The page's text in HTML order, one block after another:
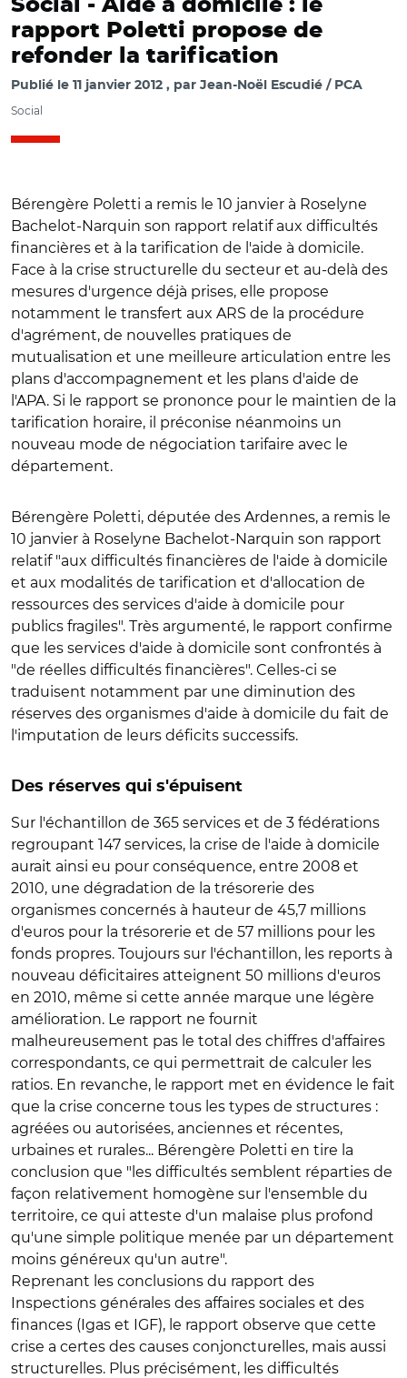
Social -Aide à domicile : le
rapport Poletti propose de
refonder la tarification
Publié le 11 janvier 2012 par Jean-Noël Escudié / PCA
Social
Bérengère Poletti a remis le 10 janvier à Roselyne
Bachelot-Narquin son rapport relatif aux difficultés
financières et à la tarification de l'aide à domicile.
Face à la crise structurelle du secteur et au-delà des
mesures d'urgence déjà prises, elle propose
notamment le transfert aux ARS de la procédure
d'agrément, de nouvelles pratiques de
mutualisation et une meilleure articulation entre les
plans d'accompagnement et les plans d'aide de
l'APA. Si le rapport se prononce pour le maintien de la
tarification horaire, il préconise néanmoins un
nouveau mode de négociation tarifaire avec le
département.
Bérengère Poletti, députée des Ardennes, a remis le
10 janvier à Roselyne Bachelot-Narquin son rapport
relatif "aux difficultés financières de l'aide à domicile
et aux modalités de tarification et d'allocation de
ressources des services d'aide à domicile pour
publics fragiles". Très argumenté, le rapport confirme
que les services d'aide à domicile sont confrontés à
"de réelles difficultés financières". Celles-ci se
traduisent notamment par une diminution des
réserves des organismes d'aide à domicile du fait de
l'imputation de leurs déficits successifs.
Des réserves qui s'épuisent
Sur l'échantillon de 365 services et de 3 fédérations
regroupant 147 services, la crise de l'aide à domicile
aurait ainsi eu pour conséquence, entre 2008 et
2010, une dégradation de la trésorerie des
organismes concernés à hauteur de 45,7 millions
d'euros pour la trésorerie et de 57 millions pour les
fonds propres. Toujours sur l'échantillon, les reports à
nouveau déficitaires atteignent 50 millions d'euros
en 2010, même si cette année marque une légère
amélioration. Le rapport ne fournit
malheureusement pas le total des chiffres d'affaires
correspondants, ce qui permettrait de calculer les
ratios. En revanche, le rapport met en évidence le fait
que la crise concerne tous les types de structures :
agréées ou autorisées, anciennes et récentes,
urbaines et rurales... Bérengère Poletti en tire la
conclusion que "les difficultés semblent réparties de
façon relativement homogène sur l'ensemble du
territoire, ce qui atteste d'un malaise plus profond
qu'une simple politique menée par un département
moins généreux qu'un autre".
Reprenant les conclusions du rapport des
Inspections générales des affaires sociales et des
finances (Igas et IGF), le rapport observe que cette
crise a certes des causes conjoncturelles, mais aussi
structurelles. Plus précisément, les difficultés